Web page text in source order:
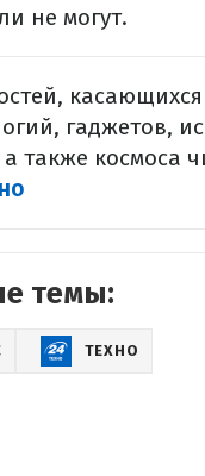
не могут.
гаджетов,
также космоса
темы:
ТЕХНО